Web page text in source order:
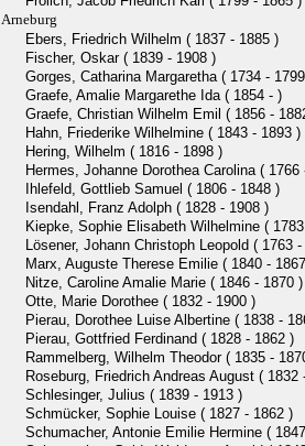
Arneburg
Ebers, Friedrich Wilhelm ( 1837 - 1885 )
Fischer, Oskar ( 1839 - 1908 )
Gorges, Catharina Margaretha ( 1734 -
Graefe, Amalie Margarethe Ida ( 1854 - )
Graefe, Christian Wilhelm Emil ( 1856 -
Hahn, Friederike Wilhelmine ( 1843 - 1893 )
Hering, Wilhelm ( 1816 - 1898 )
Hermes, Johanne Dorothea Carolina ( 1766
Ihlefeld, Gottlieb Samuel ( 1806 - 1848 )
Isendahl, Franz Adolph ( 1828 - 1908 )
Kiepke, Sophie Elisabeth Wilhelmine (
Lösener, Johann Christoph Leopold ( 1763
Marx, Auguste Therese Emilie ( 1840 -
Nitze, Caroline Amalie Marie ( 1846 - 1870 )
Otte, Marie Dorothee ( 1832 - 1900 )
Pierau, Dorothee Luise Albertine ( 1838 -
Pierau, Gottfried Ferdinand ( 1828 - 1862 )
Rammelberg, Wilhelm Theodor ( 1835 -
Roseburg, Friedrich Andreas August ( 1832
Schlesinger, Julius ( 1839 - 1913 )
Schmücker, Sophie Louise ( 1827 - 1862 )
Schumacher, Antonie Emilie Hermine (